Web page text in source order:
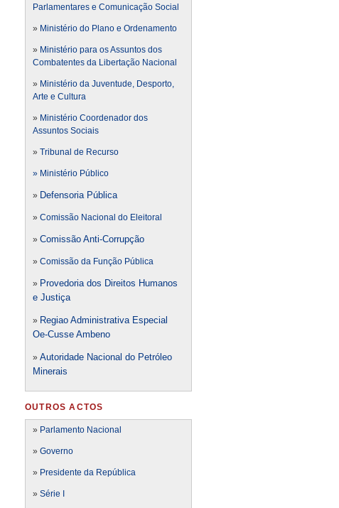
Parlamentares e Comunicação Social
» Ministério do Plano e Ordenamento
» Ministério para os Assuntos dos
Combatentes da Libertação Nacional
» Ministério da Juventude, Desporto,
Arte e Cultura
» Ministério Coordenador dos
Assuntos Sociais
» Tribunal de Recurso
» Ministério Público
» Defensoria Pública
» Comissão Nacional do Eleitoral
» Comissão Anti-Corrupção
» Comissão da Função Pública
» Provedoria dos Direitos Humanos
e Justiça
» Regiao Administrativa Especial
Oe-Cusse Ambeno
» Autoridade Nacional do Petróleo
Minerais
OUTROS ACTOS
» Parlamento Nacional
» Governo
» Presidente da República
» Série I